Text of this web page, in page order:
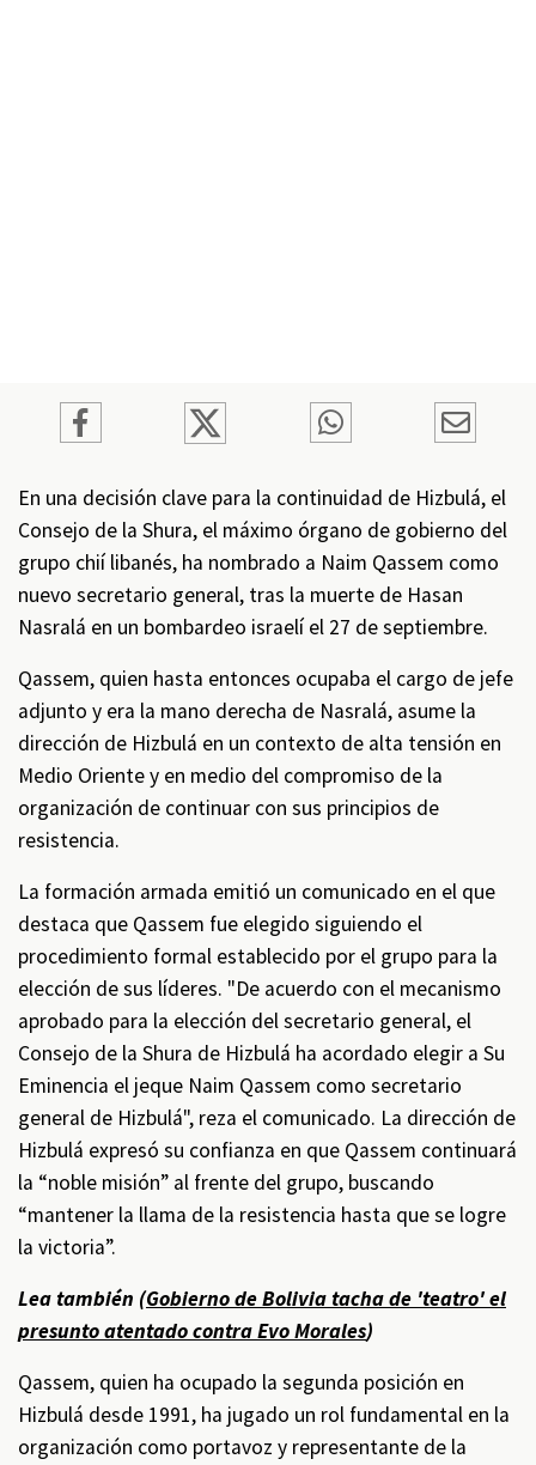
En una decisión clave para la continuidad de Hizbulá, el
Consejo de la Shura, el máximo órgano de gobierno del
grupo chií libanés, ha nombrado a Naim Qassem como
nuevo secretario general, tras la muerte de Hasan
Nasralá en un bombardeo israelí el 27 de septiembre.
Qassem, quien hasta entonces ocupaba el cargo de jefe
adjunto y era la mano derecha de Nasralá, asume la
dirección de Hizbulá en un contexto de alta tensión en
Medio Oriente y en medio del compromiso de la
organización de continuar con sus principios de
resistencia.
La formación armada emitió un comunicado en el que
destaca que Qassem fue elegido siguiendo el
procedimiento formal establecido por el grupo para la
elección de sus líderes. "De acuerdo con el mecanismo
aprobado para la elección del secretario general, el
Consejo de la Shura de Hizbulá ha acordado elegir a Su
Eminencia el jeque Naim Qassem como secretario
general de Hizbulá", reza el comunicado. La dirección de
Hizbulá expresó su confianza en que Qassem continuará
la “noble misión” al frente del grupo, buscando
“mantener la llama de la resistencia hasta que se logre
la victoria”.
Lea también (Gobierno de Bolivia tacha de 'teatro' el
presunto atentado contra Evo Morales)
Qassem, quien ha ocupado la segunda posición en
Hizbulá desde 1991, ha jugado un rol fundamental en la
organización como portavoz y representante de la